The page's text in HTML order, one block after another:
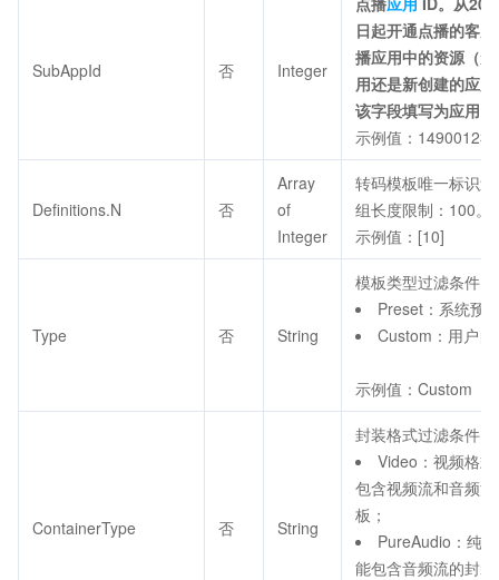
SubAppId 否 Integer
日起开通点播的客
播应用中的资源（
用还是新创建的应
该字段填写为应用
示例值：
Definitions.N 否
Array
of
Integer
转码模板唯一标识
组长度限制：100。
示例值：[10]
Type 否 String
模板类型过滤条件
Preset：系统预
Custom：用户
示例值：Custom
ContainerType 否 String
封装格式过滤条件
Video：视频格
包含视频流和音频
板；
PureAudio：纯
能包含音频流的封